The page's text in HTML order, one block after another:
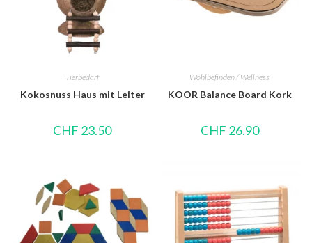
Tierbedarf
Kokosnuss Haus mit Leiter
CHF 23.50
Wohlbefinden / Wellness
KOOR Balance Board Kork
CHF 26.90